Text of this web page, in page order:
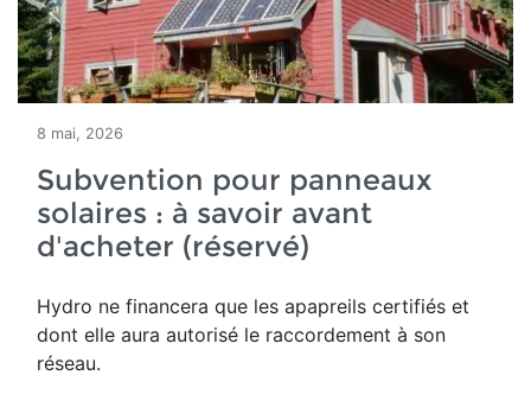
8 mai, 2026
Subvention pour panneaux
solaires : à savoir avant
d'acheter (réservé)
Hydro ne financera que les apapreils certifiés et
dont elle aura autorisé le raccordement à son
réseau.